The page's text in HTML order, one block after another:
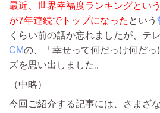
最近、世界幸福度ランキングとい
が7年連続でトップになった という
くらい前の話か忘れましたが、テ
CMの、「幸せって何だっけ何だ
ズを思い出しました。
（中略）
今回ご紹介する記事には、さまざ